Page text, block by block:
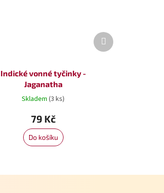
Indické vonné tyčinky -
Jaganatha
Skladem(3 ks)
79 Kč
Do košíku
Další
produkt